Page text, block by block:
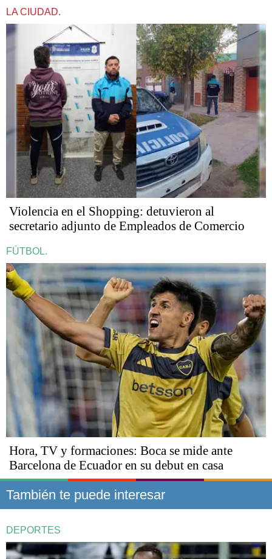
LA CIUDAD.
Violencia en el Shopping: detuvieron al
secretario adjunto de Empleados de Comercio
FÚTBOL.
Hora, TV y formaciones: Boca se mide ante
Barcelona de Ecuador en su debut en casa
También te puede interesar
DEPORTES